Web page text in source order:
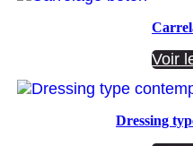
Voir
Dressing